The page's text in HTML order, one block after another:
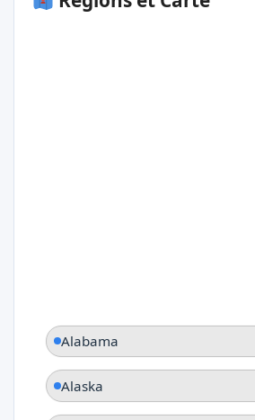
Alabama
Alaska